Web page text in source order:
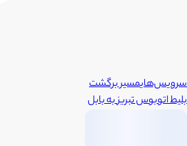
سرویس‌هایمسیر برگشت
بلیط اتوبوستبریزبهبابل